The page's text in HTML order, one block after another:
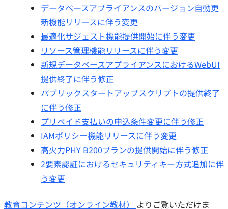
データベースアプライアンスのバージョン自動更
新機能リリースに伴う変更
最適化サジェスト機能提供開始に伴う変更
リソース管理機能リリースに伴う変更
新規データベースアプライアンスにおけるWebUI
提供終了に伴う修正
パブリックスタートアップスクリプトの提供終了
に伴う修正
プリペイド支払いの申込条件変更に伴う修正
IAMポリシー機能リリースに伴う変更
高火力PHY B200プランの提供開始に伴う修正
2要素認証におけるセキュリティキー方式追加に伴
う変更
教育コンテンツ（オンライン教材） よりご覧いただけま